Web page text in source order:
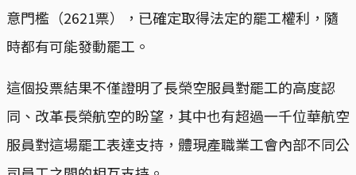
意門檻（2621票），已確定取得法定的罷工權利，隨
時都有可能發動罷工。
這個投票結果不僅證明了長榮空服員對罷工的高度認
同、改革長榮航空的盼望，其中也有超過一千位華航空
服員對這場罷工表達支持，體現產職業工會內部不同公